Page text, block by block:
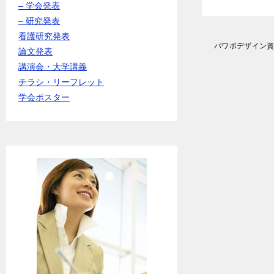
パワポデザイン
– 学会発表
– 研究発表
看護研究発表
論文発表
講演会・大学講義
チラシ・リーフレット
学会ポスター